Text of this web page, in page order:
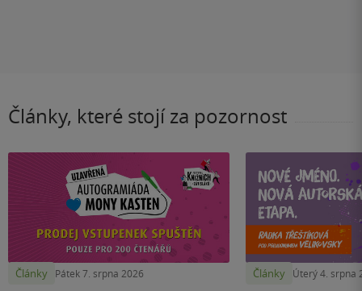
Články, které stojí za pozornost
Články Pátek 7. srpna 2026 Články Úterý 4. srpna